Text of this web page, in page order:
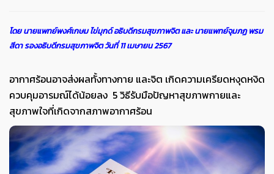
โดย นายแพทย์พงศ์เกษม ไข่มุกด์ อธิบดีกรมสุขภาพจิต และ นายแพทย์จุมภฏ พรม
สีดา รองอธิบดีกรมสุขภาพจิต วันที่ 11 เมษายน 2567
อากาศร้อนอาจส่งผลทั้งทางกาย และจิต เกิดความเครียดหงุดหงิด
ควบคุมอารมณ์ได้น้อยลง 5 วิธีรับมือปัญหาสุขภาพกายและ
สุขภาพใจที่เกิดจากสภาพอากาศร้อน